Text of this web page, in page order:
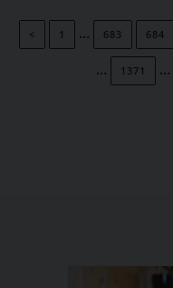
< 1 … 683 684
… 1371 …